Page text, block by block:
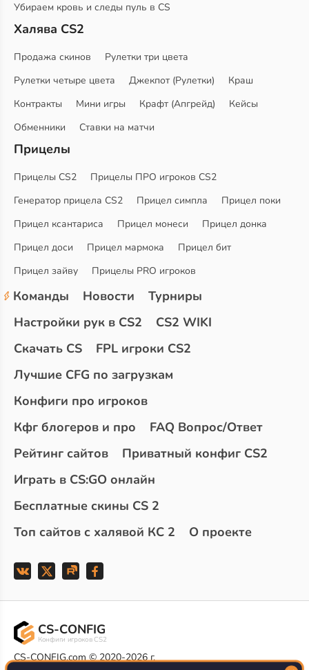
Убираем кровь и следы пуль в CS
Халява CS2
Продажа скинов
Рулетки три цвета
Рулетки четыре цвета
Джекпот (Рулетки)
Краш
Контракты
Мини игры Крафт (Апгрейд)
Кейсы
Обменники
Ставки на матчи
Прицелы
Прицелы CS2
Прицелы ПРО игроков CS2
Генератор прицела CS2
Прицел симпла
Прицел поки
Прицел ксантариса
Прицел монеси
Прицел донка
Прицел доси
Прицел мармока
Прицел бит
Прицел зайву
Прицелы PRO игроков
Команды Новости
Турниры
Настройки рук в CS2
CS2 WIKI
Скачать CS
FPL игроки CS2
Лучшие CFG по загрузкам
Конфиги про игроков
Кфг блогеров и про
FAQ Вопрос/Ответ
Рейтинг сайтов
Приватный конфиг CS2
Играть в CS:GO онлайн
Бесплатные скины CS 2
Топ сайтов с халявой КС 2
О проекте
CS-CONFIG
Конфиги игроков CS2
CS-CONFIG.com © 2020-2026 г.